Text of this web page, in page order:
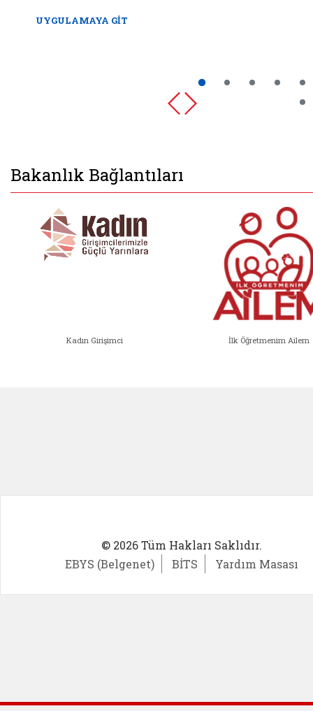
UYGULAMAYA GİT
Bakanlık Bağlantıları
Kadın Girişimci İlk Öğretmenim Ailem
© 2026 Tüm Hakları Saklıdır.
EBYS (Belgenet)
BİTS Yardım Masası